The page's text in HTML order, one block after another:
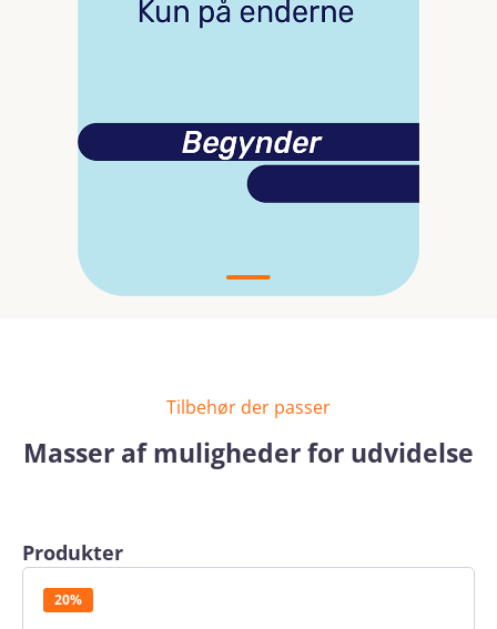
Tilbehør der passer
Masser af muligheder for udvidelse
Spring produktgalleriet over
Produkter
20%